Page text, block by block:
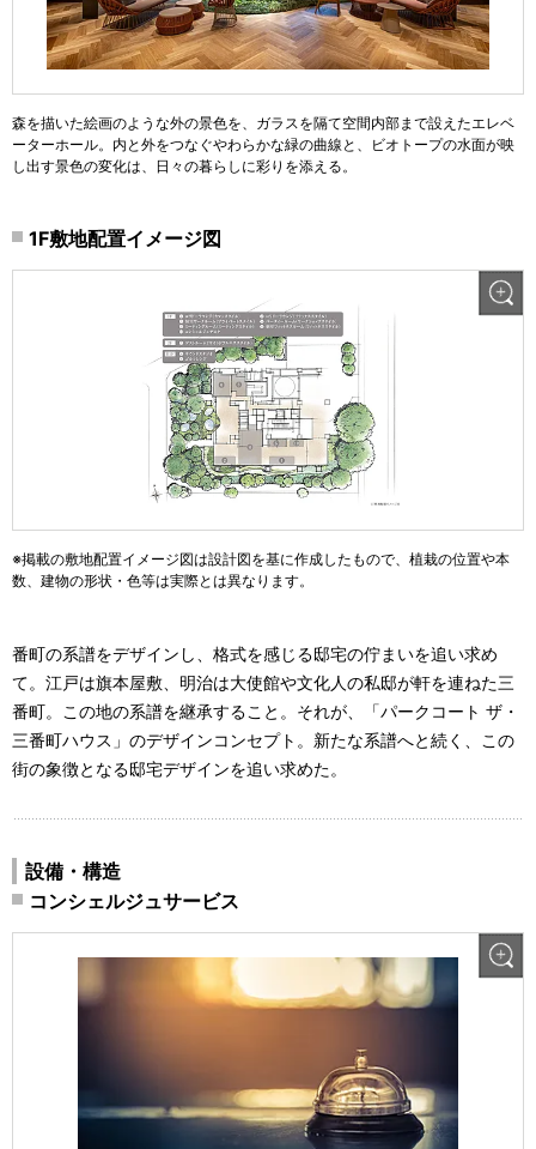
森を描いた絵画のような外の景色を、ガラスを隔て空間内部まで設えたエレベ
ーターホール。内と外をつなぐやわらかな緑の曲線と、ビオトープの水面が映
し出す景色の変化は、日々の暮らしに彩りを添える。
1F敷地配置イメージ図
※掲載の敷地配置イメージ図は設計図を基に作成したもので、植栽の位置や本
数、建物の形状・色等は実際とは異なります。
番町の系譜をデザインし、格式を感じる邸宅の佇まいを追い求め
て。江戸は旗本屋敷、明治は大使館や文化人の私邸が軒を連ねた三
番町。この地の系譜を継承すること。それが、「パークコート ザ・
三番町ハウス」のデザインコンセプト。新たな系譜へと続く、この
街の象徴となる邸宅デザインを追い求めた。
設備・構造
コンシェルジュサービス